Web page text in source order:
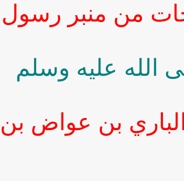
من منبر رسول
الله عليه وسلم
بن عواض بن